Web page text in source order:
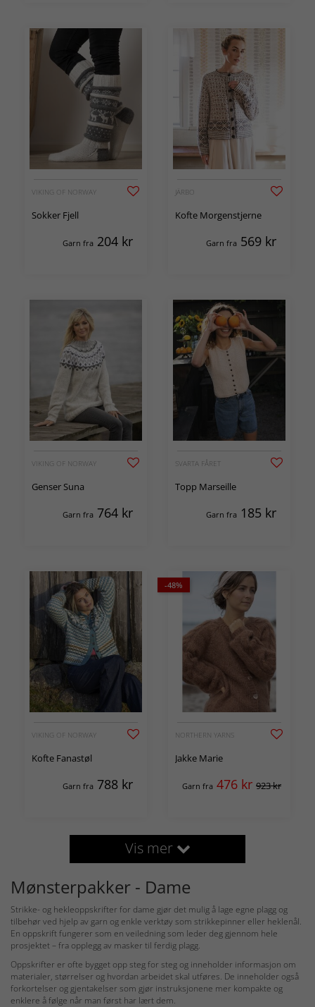
VIKING OF NORWAY
Sokker Fjell
Garn fra 204 kr
JÄRBO
Kofte Morgenstjerne
Garn fra 569 kr
VIKING OF NORWAY
Genser Suna
Garn fra 764 kr
SVARTA FÅRET
Topp Marseille
Garn fra 185 kr
VIKING OF NORWAY
Kofte Fanastøl
Garn fra 788 kr
-48%
NORTHERN YARNS
Jakke Marie
Garn fra 476 kr 923 kr
Vis mer
Mønsterpakker - Dame
Strikke- og hekleoppskrifter for dame gjør det mulig å lage egne plagg og
tilbehør ved hjelp av garn og enkle verktøy som strikkepinner eller heklenål.
En oppskrift fungerer som en veiledning som leder deg gjennom hele
prosjektet – fra opplegg av masker til ferdig plagg.
Oppskrifter er ofte bygget opp steg for steg og inneholder informasjon om
materialer, størrelser og hvordan arbeidet skal utføres. De inneholder også
forkortelser og gjentakelser som gjør instruksjonene mer kompakte og
enklere å følge når man først har lært dem.